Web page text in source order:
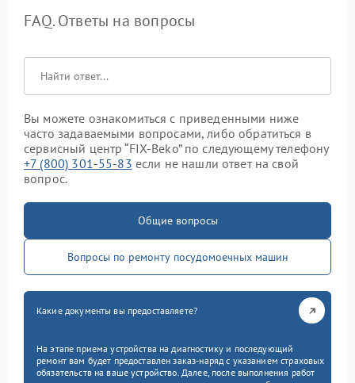
FAQ. Ответы на вопросы
Вы можете ознакомиться с приведенными ниже
часто задаваемыми вопросами, либо обратиться в
сервисный центр “FIX-Beko” по следующему телефону
+7 (800) 301-55-83 если не нашли ответ на свой
вопрос.
Общие вопросы
Вопросы по ремонту посудомоечных машин
Какие документы вы предоставляете?
На этапе приема устройства на диагностику и последующий
ремонт вам будет предоставлен заказ-наряд с указанием страховых
обязательств на ваше устройство. Далее, после выполнения работ